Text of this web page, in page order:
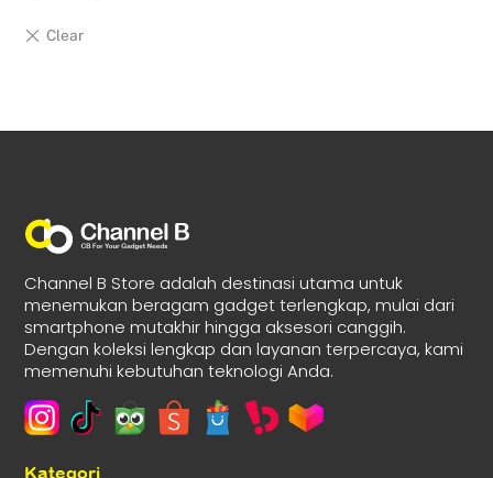
Channel B Store adalah destinasi utama untuk
menemukan beragam gadget terlengkap, mulai dari
smartphone mutakhir hingga aksesori canggih.
Dengan koleksi lengkap dan layanan terpercaya, kami
memenuhi kebutuhan teknologi Anda.
Kategori